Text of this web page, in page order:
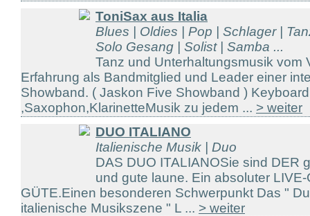
ToniSax aus Italia
Blues | Oldies | Pop | Schlager |
Solo Gesang | Solist | Samba ...
Tanz und Unterhaltungsmusik vom
Erfahrung als Bandmitglied und Leader einer
Showband. ( Jaskon Five Showband )
,Saxophon,KlarinetteMusik zu jedem ... > weiter
DUO ITALIANO
Italienische Musik | Duo
DAS DUO ITALIANOSie sind DER
und gute laune. Ein absoluter
GÜTE.Einen besonderen Schwerpunkt Das "
italienische Musikszene " L ... > weiter